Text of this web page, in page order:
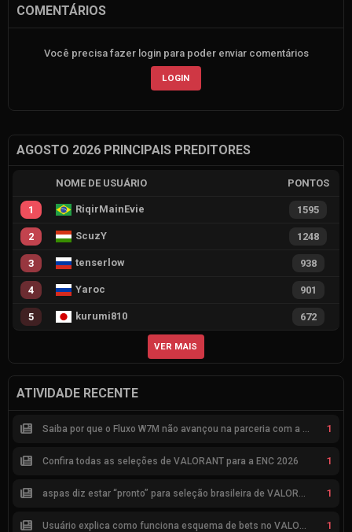
COMENTÁRIOS
Você precisa fazer login para poder enviar comentários
LOGIN
AGOSTO 2026 PRINCIPAIS PREDITORES
NOME DE USUÁRIO PONTOS
1 RiqirMainEvie 1595
2 ScuzY 1248
3 tenserlow 938
4 Yaroc 901
5 kurumi810 672
VER MAIS
ATIVIDADE RECENTE
1
Confira todas as seleções de VALORANT para a ENC 2026 1
1
1